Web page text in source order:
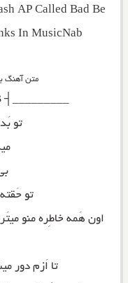
AP Called Bad Be
In MusicNab
متن آهنگ
_________┤ MUSICNAB ├_________
تو
تو
اون هَمه خاطِره منو
تا اَزم دور